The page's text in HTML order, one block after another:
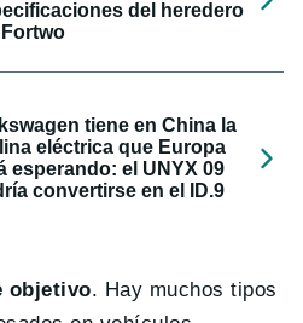
del heredero
tiene en China la
eléctrica que Europa
esperando: el UNYX 09
convertirse en el ID.9
objetivo. Hay muchos tipos